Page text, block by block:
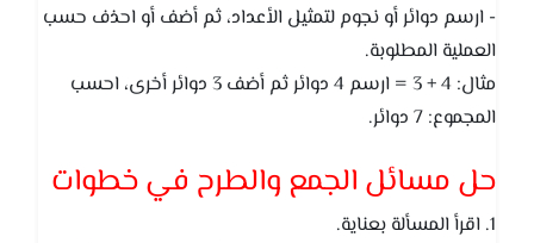
- ارسم دوائر أو نجوم لتمثيل الأعداد، ثم أضف أو احذف حسب
العملية المطلوبة.
مثال: 4 + 3 = ارسم 4 دوائر ثم أضف 3 دوائر أخرى، احسب
المجموع: 7 دوائر.
حل مسائل الجمع والطرح في خطوات
1. اقرأ المسألة بعناية.